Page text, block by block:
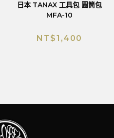
日本 TANAX 工具包 圓筒包
MFA-10
NT$1,400